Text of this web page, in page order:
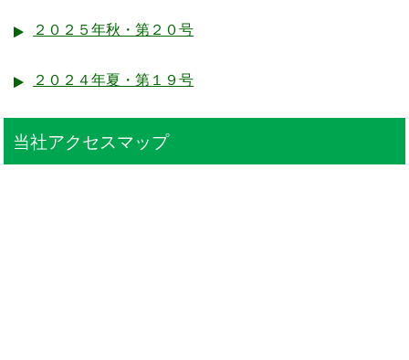
２０２５年秋・第２０号
２０２４年夏・第１９号
当社アクセスマップ